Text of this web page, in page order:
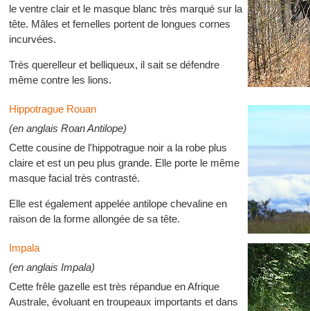
le ventre clair et le masque blanc très marqué sur la
tête. Mâles et femelles portent de longues cornes
incurvées.
Très querelleur et belliqueux, il sait se défendre
même contre les lions.
Hippotrague Rouan
(en anglais Roan Antilope)
Cette cousine de l'hippotrague noir a la robe plus
claire et est un peu plus grande. Elle porte le même
masque facial très contrasté.
Elle est également appelée antilope chevaline en
raison de la forme allongée de sa tête.
Impala
(en anglais Impala)
Cette frêle gazelle est très répandue en Afrique
Australe, évoluant en troupeaux importants et dans